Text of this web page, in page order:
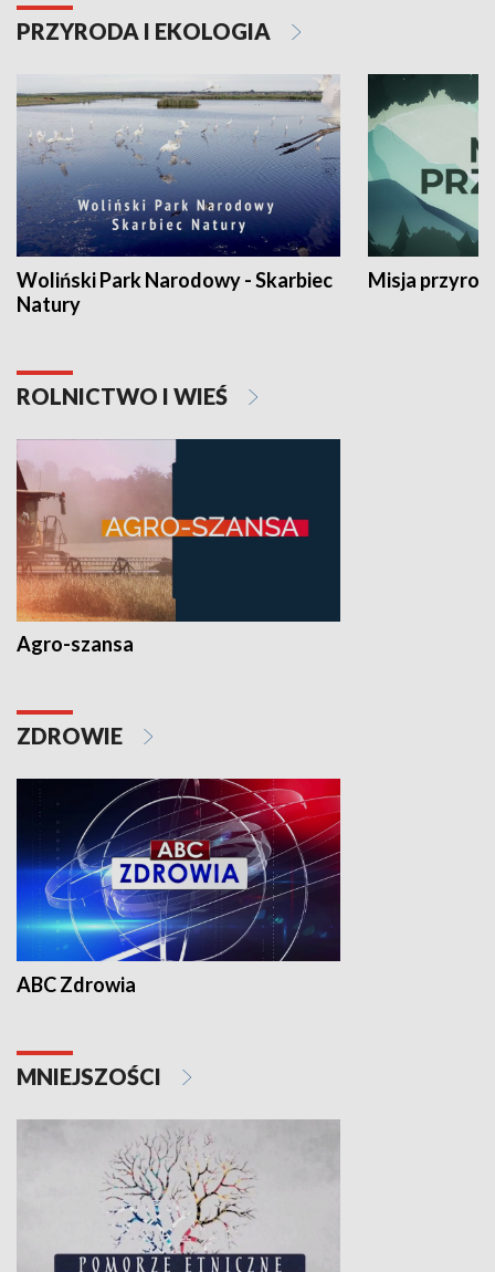
PRZYRODA I EKOLOGIA
Woliński Park Narodowy - Skarbiec
Natury
Misja
ROLNICTWO I WIEŚ
Agro-szansa
ZDROWIE
ABC Zdrowia
MNIEJSZOŚCI